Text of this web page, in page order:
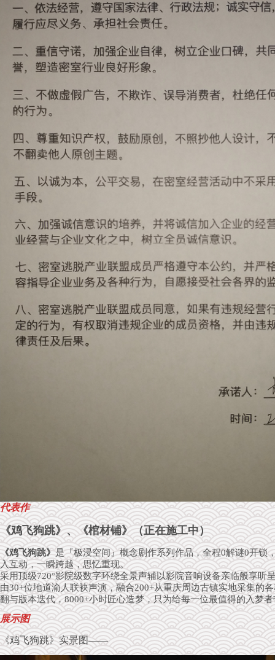
代表作
《鸡飞狗跳》、《棺材铺》（正在施工中）
《鸡飞狗跳》是『极浸空间』概念剧作系列作品，全程0解谜0开锁
入互动，一瞬跨越，思忆重现。
采用顶级720°影院级数字环绕全景声辅以影院音响设备亲临般享听
由30+位地道渝人联袂声演，融合200+从重庆周边古镇实地采集的
翻与版本迭代，8000+小时匠心造梦，只为给每一位最值得的入梦
展示图
《鸡飞狗跳》实景图——